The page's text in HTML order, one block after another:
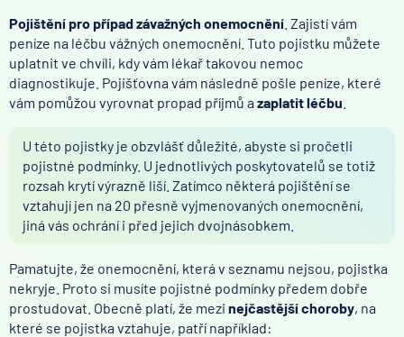
Pojištění pro případ závažných onemocnění . Zajistí vám
peníze na léčbu vážných onemocnění. Tuto pojistku můžete
uplatnit ve chvíli, kdy vám lékař takovou nemoc
diagnostikuje. Pojišťovna vám následně pošle peníze, které
vám pomůžou vyrovnat propad příjmů a zaplatit léčbu
U této pojistky je obzvlášť důležité, abyste si pročetli
pojistné podmínky. U jednotlivých poskytovatelů se totiž
rozsah krytí výrazně liší. Zatímco některá pojištění se
vztahují jen na 20 přesně vyjmenovaných onemocnění,
jiná vás ochrání i před jejich dvojnásobkem.
Pamatujte, že onemocnění, která v seznamu nejsou, pojistka
nekryje. Proto si musíte pojistné podmínky předem dobře
prostudovat. Obecně platí, že mezi nejčastější choroby, na
které se pojistka vztahuje, patří například: